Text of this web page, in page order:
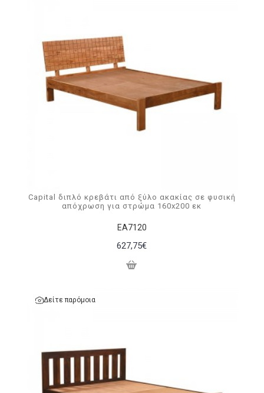
ΕΑ7120
Capital διπλό κρεβάτι από ξύλο ακακίας σε φυσική
απόχρωση για στρώμα 160x200 εκ
627,75€
Δείτε παρόμοια